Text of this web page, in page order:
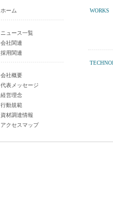
ホーム
ニュース一覧
会社関連
採用関連
会社概要
代表メッセージ
経営理念
行動規範
資材調達情報
アクセスマップ
WORKS